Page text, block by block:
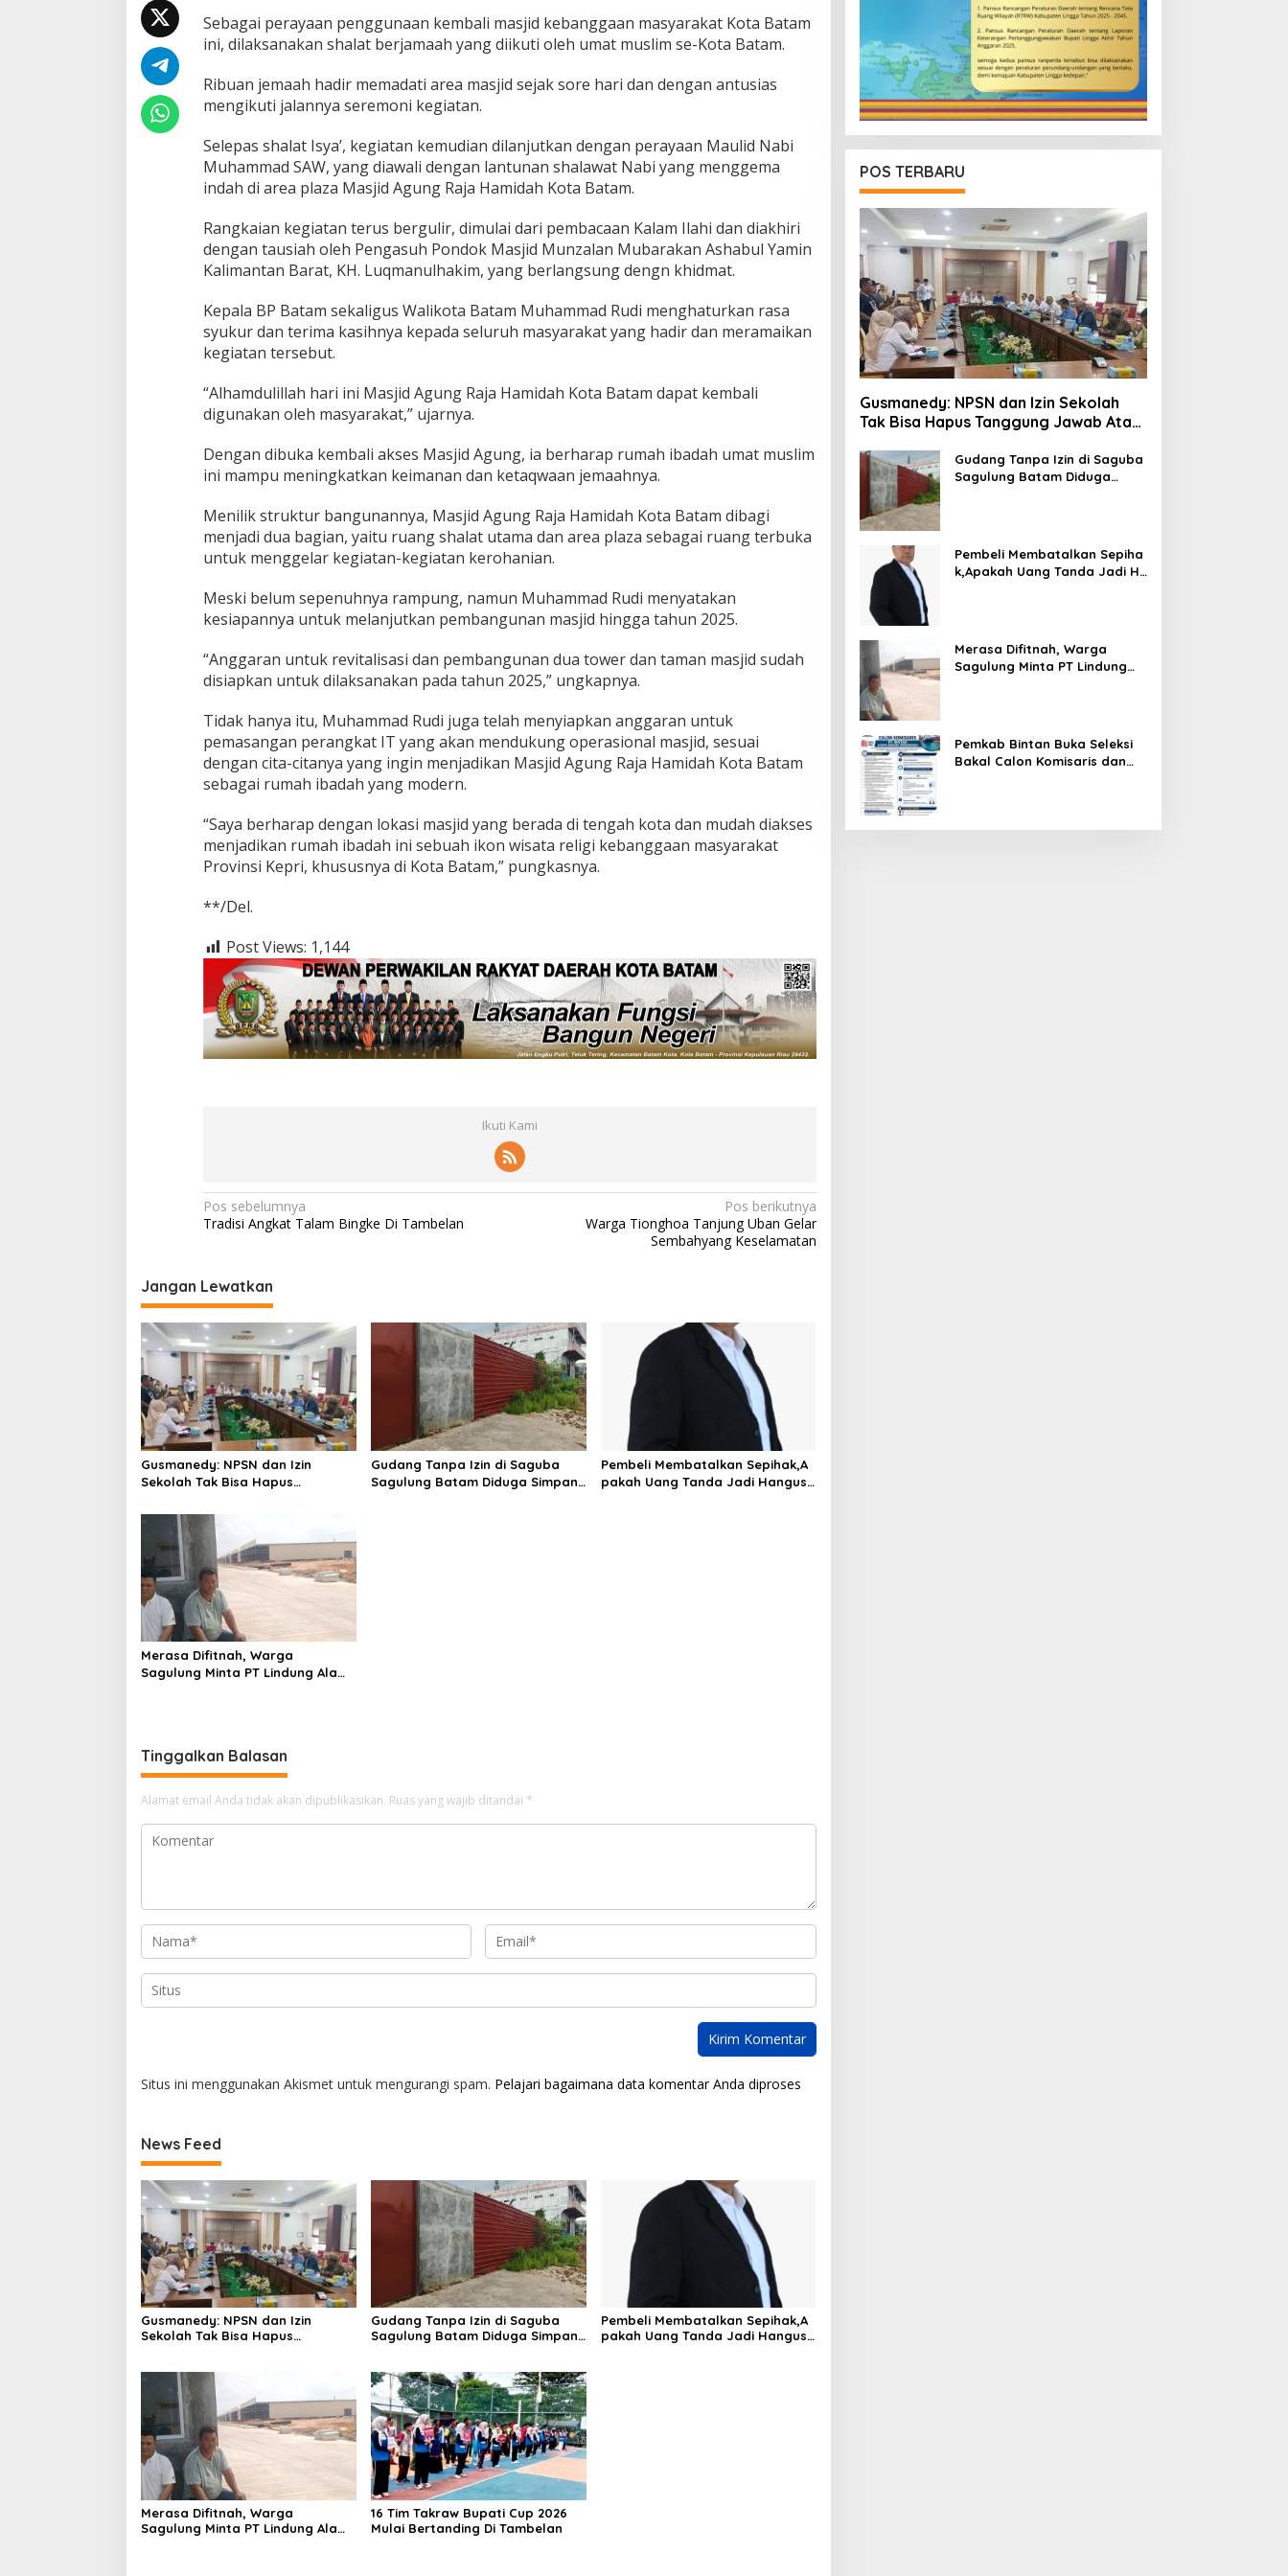
n
g
R
j
a
a
m
i
d
h
K
o
t
B
a
t
a
Sebagai perayaan penggunaan kembali masjid kebanggaan masyarakat Kota Batam
ini, dilaksanakan shalat berjamaah yang diikuti oleh umat muslim se-Kota Batam.
Ribuan jemaah hadir memadati area masjid sejak sore hari dan dengan antusias
mengikuti jalannya seremoni kegiatan.
Selepas shalat Isya’, kegiatan kemudian dilanjutkan dengan perayaan Maulid Nabi
Muhammad SAW, yang diawali dengan lantunan shalawat Nabi yang menggema
indah di area plaza Masjid Agung Raja Hamidah Kota Batam.
Rangkaian kegiatan terus bergulir, dimulai dari pembacaan Kalam Ilahi dan diakhiri
dengan tausiah oleh Pengasuh Pondok Masjid Munzalan Mubarakan Ashabul Yamin
Kalimantan Barat, KH. Luqmanulhakim, yang berlangsung dengn khidmat.
Kepala BP Batam sekaligus Walikota Batam Muhammad Rudi menghaturkan rasa
syukur dan terima kasihnya kepada seluruh masyarakat yang hadir dan meramaikan
kegiatan tersebut.
“Alhamdulillah hari ini Masjid Agung Raja Hamidah Kota Batam dapat kembali
digunakan oleh masyarakat,” ujarnya.
Dengan dibuka kembali akses Masjid Agung, ia berharap rumah ibadah umat muslim
ini mampu meningkatkan keimanan dan ketaqwaan jemaahnya.
Menilik struktur bangunannya, Masjid Agung Raja Hamidah Kota Batam dibagi
menjadi dua bagian, yaitu ruang shalat utama dan area plaza sebagai ruang terbuka
untuk menggelar kegiatan-kegiatan kerohanian.
Meski belum sepenuhnya rampung, namun Muhammad Rudi menyatakan
kesiapannya untuk melanjutkan pembangunan masjid hingga tahun 2025.
“Anggaran untuk revitalisasi dan pembangunan dua tower dan taman masjid sudah
disiapkan untuk dilaksanakan pada tahun 2025,” ungkapnya.
Tidak hanya itu, Muhammad Rudi juga telah menyiapkan anggaran untuk
pemasangan perangkat IT yang akan mendukung operasional masjid, sesuai
dengan cita-citanya yang ingin menjadikan Masjid Agung Raja Hamidah Kota Batam
sebagai rumah ibadah yang modern.
“Saya berharap dengan lokasi masjid yang berada di tengah kota dan mudah diakses
menjadikan rumah ibadah ini sebuah ikon wisata religi kebanggaan masyarakat
Provinsi Kepri, khususnya di Kota Batam,” pungkasnya.
**/Del.
Post Views: 1,144
Ikuti Kami
N
a
i
g
a
s
i
p
o
s
Pos sebelumnya
Tradisi Angkat Talam Bingke Di Tambelan
Pos berikutnya
Warga Tionghoa Tanjung Uban Gelar
Sembahyang Keselamatan
Jangan Lewatkan
Gusmanedy: NPSN dan Izin
Sekolah Tak Bisa Hapus
Kekerasan Anak
Gudang Tanpa Izin di Saguba
Sagulung Batam Diduga Simpan
Pembeli Membatalkan Sepihak,A
pakah Uang Tanda Jadi Hangus?
Merasa Difitnah, Warga
Sagulung Minta PT Lindung Alam
Tinggalkan Balasan
Alamat email Anda tidak akan dipublikasikan. Ruas yang wajib ditandai *
Situs ini menggunakan Akismet untuk mengurangi spam. Pelajari bagaimana data komentar Anda diproses
News Feed
Gusmanedy: NPSN dan Izin
Sekolah Tak Bisa Hapus
Gudang Tanpa Izin di Saguba
Sagulung Batam Diduga Simpan
Pembeli Membatalkan Sepihak,A
pakah Uang Tanda Jadi Hangus?
Merasa Difitnah, Warga
Sagulung Minta PT Lindung Alam
16 Tim Takraw Bupati Cup 2026
Mulai Bertanding Di Tambelan
POS TERBARU
Gusmanedy: NPSN dan Izin Sekolah
Tak Bisa Hapus Tanggung Jawab Atas
Gudang Tanpa Izin di Saguba
Sagulung Batam Diduga
Pembeli Membatalkan Sepiha
k,Apakah Uang Tanda Jadi H
Merasa Difitnah, Warga
Sagulung Minta PT Lindung
Pemkab Bintan Buka Seleksi
Bakal Calon Komisaris dan